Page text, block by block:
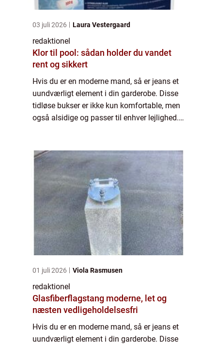
03 juli 2026 Laura Vestergaard
redaktionel
Klor til pool: sådan holder du vandet
rent og sikkert
Hvis du er en moderne mand, så er jeans et
uundværligt element i din garderobe. Disse
tidløse bukser er ikke kun komfortable, men
også alsidige og passer til enhver lejlighed. I
01 juli 2026 Viola Rasmusen
redaktionel
Glasfiberflagstang moderne, let og
næsten vedligeholdelsesfri
Hvis du er en moderne mand, så er jeans et
uundværligt element i din garderobe. Disse